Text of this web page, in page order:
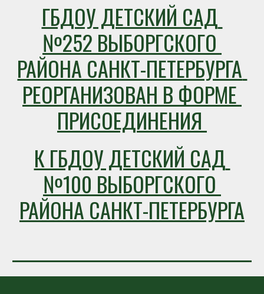
ГБДОУ ДЕТСКИЙ САД
№252 ВЫБОРГСКОГО
РАЙОНА САНКТ-ПЕТЕРБУРГА
РЕОРГАНИЗОВАН В ФОРМЕ
ПРИСОЕДИНЕНИЯ
К ГБДОУ ДЕТСКИЙ САД
№100 ВЫБОРГСКОГО
РАЙОНА САНКТ-ПЕТЕРБУРГА